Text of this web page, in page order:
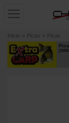
Inicio » Picas » Picas
[